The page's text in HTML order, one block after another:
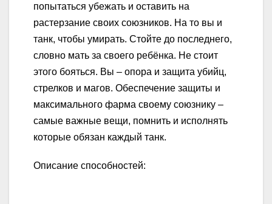
попытаться убежать и оставить на
растерзание своих союзников. На то вы и
танк, чтобы умирать. Стойте до последнего,
словно мать за своего ребёнка. Не стоит
этого бояться. Вы – опора и защита убийц,
стрелков и магов. Обеспечение защиты и
максимального фарма своему союзнику –
самые важные вещи, помнить и исполнять
которые обязан каждый танк.
Описание способностей: